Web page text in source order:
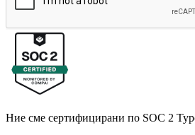
Ние сме сертифицирани по SOC 2